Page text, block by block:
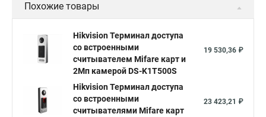
Похожие товары
Hikvision Терминал доступа
со встроенными
считывателем Mifare карт и
2Мп камерой DS-K1T500S
19 530,36 ₽
Hikvision Терминал доступа
со встроенными
считывателями Mifare карт
23 423,21 ₽